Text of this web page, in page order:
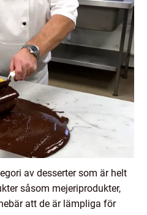
av desserter som är helt
såsom mejeriprodukter,
att de är lämpliga för